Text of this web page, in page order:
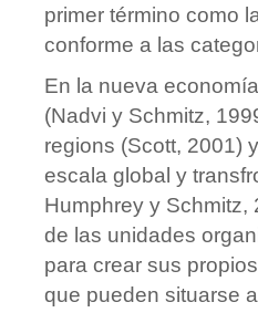
primer término como
conforme a las
En la nueva
(Nadvi y Schmitz,
regions (Scott, 2001)
escala global y
Humphrey y
de las unidades
para crear sus
que pueden situarse